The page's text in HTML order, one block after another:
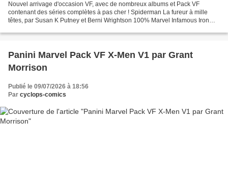
Nouvel arrivage d'occasion VF, avec de nombreux albums et Pack VF
contenant des séries complètes à pas cher ! Spiderman La fureur à mille
têtes, par Susan K Putney et Berni Wrightson 100% Marvel Infamous Iron
Panini Marvel Pack VF X-Men V1 par Grant
Morrison
Publié le 09/07/2026 à 18:56
Par cyclops-comics